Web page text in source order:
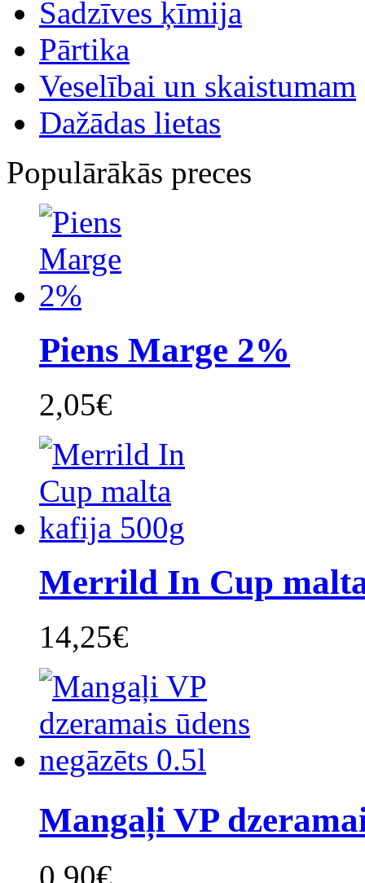
Sadzīves ķīmija
Pārtika
Veselībai un skaistumam
Dažādas lietas
Populārākās preces
Piens Marge 2%
2,05€
Merrild In Cup
14,25€
Mangaļi VP